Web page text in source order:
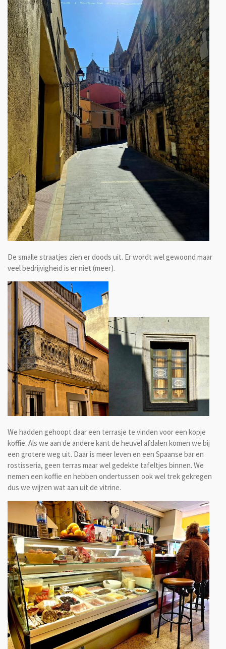
De smalle straatjes zien er doods uit. Er wordt wel gewoond maar
veel bedrijvigheid is er niet (meer).
We hadden gehoopt daar een terrasje te vinden voor een kopje
koffie. Als we aan de andere kant de heuvel afdalen komen we bij
een grotere weg uit. Daar is meer leven en een Spaanse bar en
rostisseria, geen terras maar wel gedekte tafeltjes binnen. We
nemen een koffie en hebben ondertussen ook wel trek gekregen
dus we wijzen wat aan uit de vitrine.